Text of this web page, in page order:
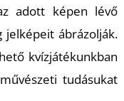
adott képen lévő
jelképeit ábrázolják.
kvízjátékunkban
tudásukat